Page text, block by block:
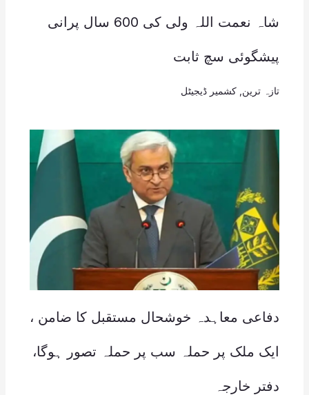
شاہ نعمت اللہ ولی کی 600 سال پرانی
پیشگوئی سچ ثابت
تازہ ترین کشمیر ڈیجیٹل
دفاعی معاہدہ خوشحال مستقبل کا ضامن ،
ایک ملک پر حملہ سب پر حملہ تصور ہوگا،
دفتر خارجہ